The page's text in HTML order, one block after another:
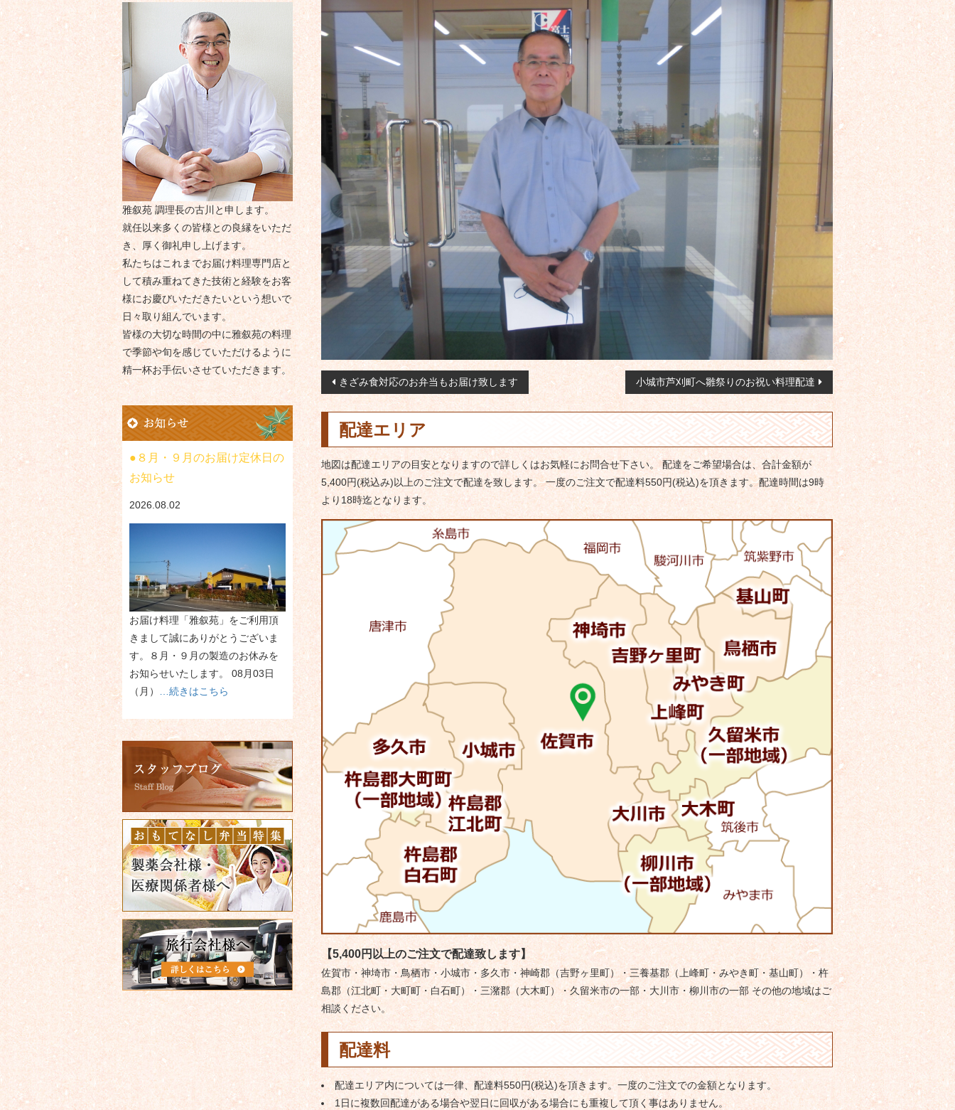
投
稿
ナ
ゲ
ー
シ
ョ
ン
きざみ食対応のお弁当もお届け致します 小城市芦刈町へ雛祭りのお祝い料理配達
配達エリア
地図は配達エリアの目安となりますので詳しくはお気軽にお問合せ下さい。 配達をご希望場合は、合計金額が
5,400円(税込み)以上のご注文で配達を致します。 一度のご注文で配達料550円(税込)を頂きます。配達時間は9時
より18時迄となります。
【5,400円以上のご注文で配達致します】
佐賀市・神埼市・鳥栖市・小城市・多久市・神崎郡（吉野ヶ里町）・三養基郡（上峰町・みやき町・基山町）・杵
島郡（江北町・大町町・白石町）・三潴郡（大木町）・久留米市の一部・大川市・柳川市の一部 その他の地域はご
相談ください。
配達料
配達エリア内については一律、配達料550円(税込)を頂きます。一度のご注文での金額となります。
1日に複数回配達がある場合や翌日に回収がある場合にも重複して頂く事はありません。
雅叙苑 調理長の古川と申します。
就任以来多くの皆様との良縁をいただ
き、厚く御礼申し上げます。
私たちはこれまでお届け料理専門店と
して積み重ねてきた技術と経験をお客
様にお慶びいただきたいという想いで
日々取り組んでいます。
皆様の大切な時間の中に雅叙苑の料理
で季節や旬を感じていただけるように
精一杯お手伝いさせていただきます。
８月・９月のお届け定休日の
お知らせ
2026.08.02
お届け料理「雅叙苑」をご利用頂
きまして誠にありがとうございま
す。８月・９月の製造のお休みを
お知らせいたします。 08月03日
（月）
…続きはこちら